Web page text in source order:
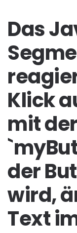
Das
Klick
mit
der
wird,
Text